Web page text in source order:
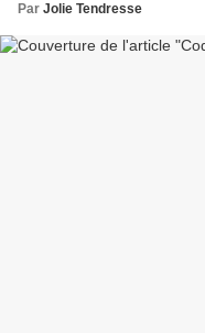
Par Jolie Tendresse